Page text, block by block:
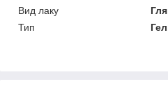
Вид лаку
Тип